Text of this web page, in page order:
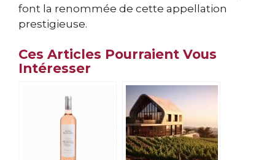
font la renommée de cette appellation
prestigieuse.
Ces Articles Pourraient Vous
Intéresser